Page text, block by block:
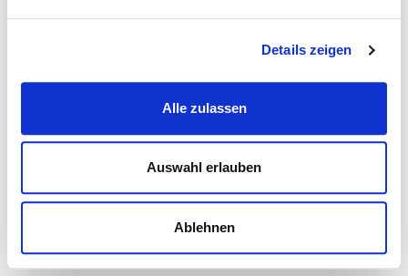
Details zeigen
Alle zulassen
Auswahl erlauben
Ablehnen